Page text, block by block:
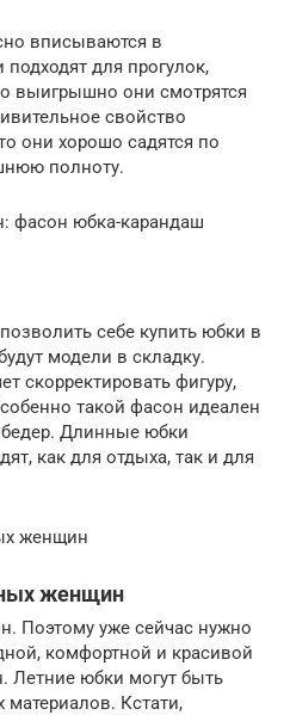
вписываются в
для прогулок,
выигрышно они смотрятся
свойство
они хорошо садятся по
полноту.
фасон юбка-карандаш
себе купить юбки в
модели в складку.
скорректировать фигуру,
такой фасон идеален
бедер. Длинные юбки
как для отдыха, так и для
женщин
женщин
Поэтому уже сейчас нужно
комфортной и красивой
юбки могут быть
Кстати,